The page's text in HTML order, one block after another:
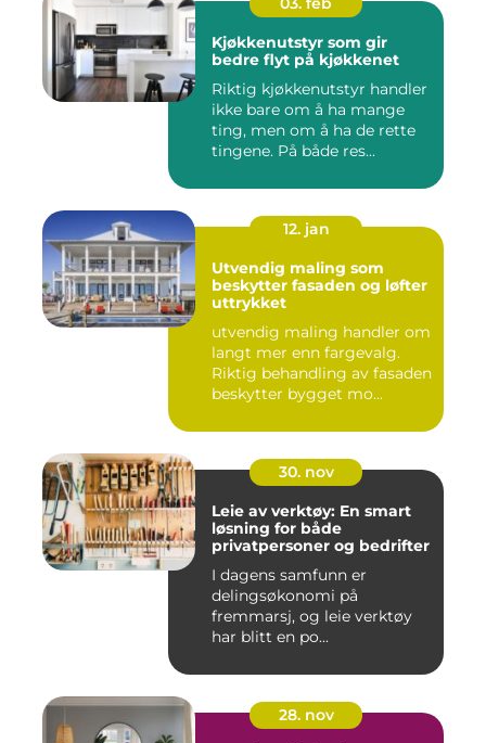
Kjøkkenutstyr som gir
bedre flyt på kjøkkenet
Riktig kjøkkenutstyr handler
ikke bare om å ha mange
ting, men om å ha de rette
tingene. På både res...
12. jan
Utvendig maling som
beskytter fasaden og løfter
uttrykket
utvendig maling handler om
langt mer enn fargevalg.
Riktig behandling av fasaden
beskytter bygget mo...
30. nov
Leie av verktøy: En smart
løsning for både
privatpersoner og bedrifter
I dagens samfunn er
delingsøkonomi på
fremmarsj, og leie verktøy
har blitt en po...
28. nov